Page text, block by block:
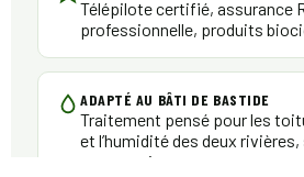
Télépilote certifié, assurance
professionnelle, produits
ADAPTÉ AU BÂTI DE BASTIDE
Traitement pensé pour les
et l’humidité des deux
comme zinc.